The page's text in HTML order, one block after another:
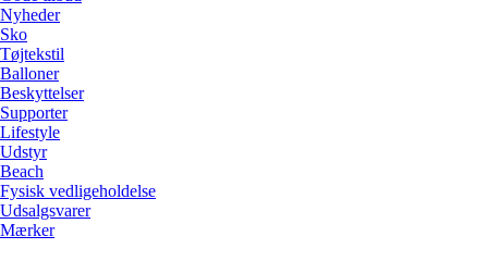
Nyheder
Sko
Tøjtekstil
Balloner
Beskyttelser
Supporter
Lifestyle
Udstyr
Beach
Fysisk vedligeholdelse
Udsalgsvarer
Mærker